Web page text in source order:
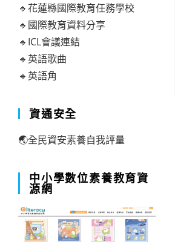
🔹花蓮縣國際教育任務學校
🔹國際教育資料分享
🔹ICL會議連結
🔹英語歌曲
🔹英語角
資通安全
🌏全民資安素養自我評量
中小學數位素養教育資
源網